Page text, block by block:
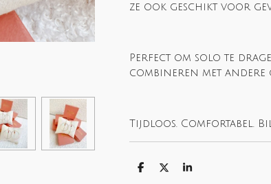
ze ook geschikt voor
Perfect om solo te
combineren met
Tijdloos. Comfortabel.
S
S
S